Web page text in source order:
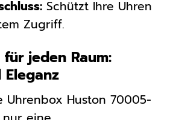
Schützt Ihre Uhren
Zugriff.
jeden Raum:
Uhrenbox Huston 70005-